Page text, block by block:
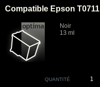
Compatible Epson T0711
Noir
13 ml
QUANTITÉ